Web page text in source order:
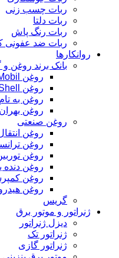
ربات چسب زنی
ربات دلتا
ربات رنگ پاش
ربات ضد عفونی
روانکارها
بانک برند روغن
روغن Mobil
روغن Shell
روغن به تام
روغن بهران
روغن صنعتی
روغن
روغن
روغن
روغن دنده
روغن
روغن
گریس
ژنراتور و موتور برق
دیزل ژنراتور
ژنراتور تک
ژنراتور گازی